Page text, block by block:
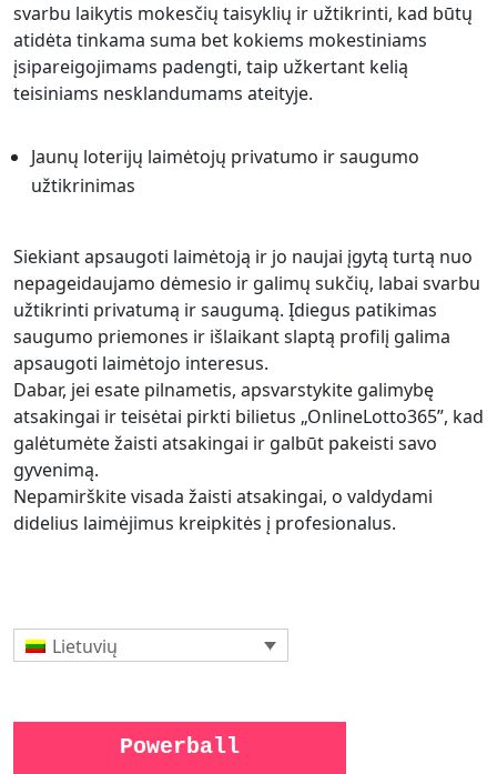
svarbu laikytis mokesčių taisyklių ir užtikrinti, kad būtų
atidėta tinkama suma bet kokiems mokestiniams
įsipareigojimams padengti, taip užkertant kelią
teisiniams nesklandumams ateityje.
Jaunų loterijų laimėtojų privatumo ir saugumo
užtikrinimas
Siekiant apsaugoti laimėtoją ir jo naujai įgytą turtą nuo
nepageidaujamo dėmesio ir galimų sukčių, labai svarbu
užtikrinti privatumą ir saugumą. Įdiegus patikimas
saugumo priemones ir išlaikant slaptą profilį galima
apsaugoti laimėtojo interesus.
Dabar, jei esate pilnametis, apsvarstykite galimybę
atsakingai ir teisėtai pirkti bilietus „OnlineLotto365”, kad
galėtumėte žaisti atsakingai ir galbūt pakeisti savo
gyvenimą.
Nepamirškite visada žaisti atsakingai, o valdydami
didelius laimėjimus kreipkitės į profesionalus.
Lietuvių